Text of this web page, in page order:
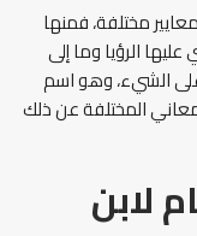
مختلفة، فمنها
عليها الرؤيا وما إلى
الشيء، وهو اسم
المختلفة عن ذلك
لابن